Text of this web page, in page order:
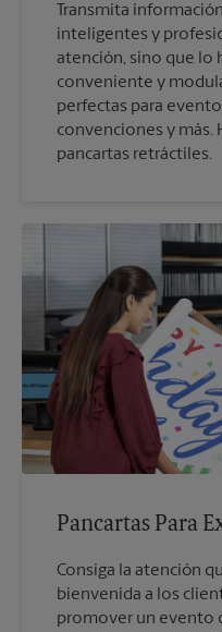
Transmita
inteligentes y
atención, sino que lo
conveniente y
perfectas para
convenciones y más.
pancartas retráctiles.
Pancartas Para
Consiga la atención
bienvenida a los
promover un evento